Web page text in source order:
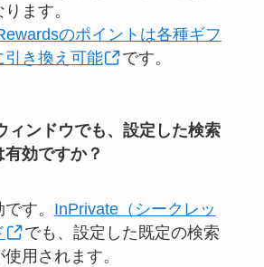
ます。
のポイントは各種ギフ
引き換え可能
です。
ィンドウでも、設定した検索
効ですか？
す。 InPrivate（シークレッ
でも、設定した既定の検索
用されます。